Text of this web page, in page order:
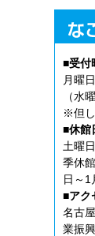
■受付
月曜
（水
※但
■休館
土曜
季休
日～1
■アク
名古
業振